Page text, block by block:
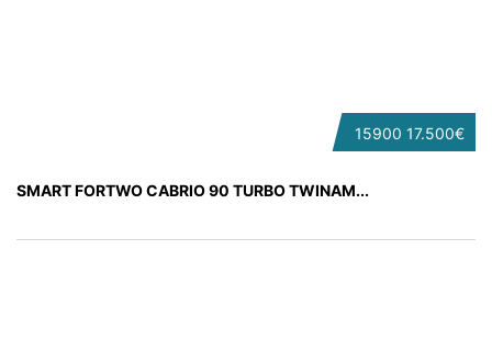
15900 17.500€
SMART FORTWO CABRIO 90 TURBO TWINAM...